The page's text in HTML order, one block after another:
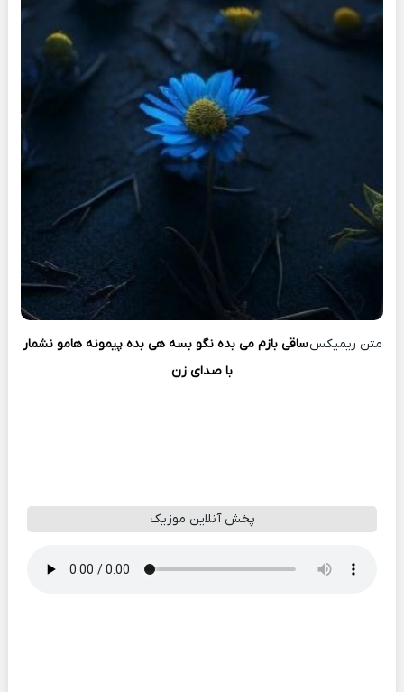
متن ریمیکسساقی بازم می بده نگو بسه هی بده پیمونه هامو نشمار
با صدای زن
پخش آنلاین موزیک